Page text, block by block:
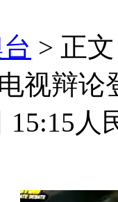
> 正文
视辩论
15:15 人